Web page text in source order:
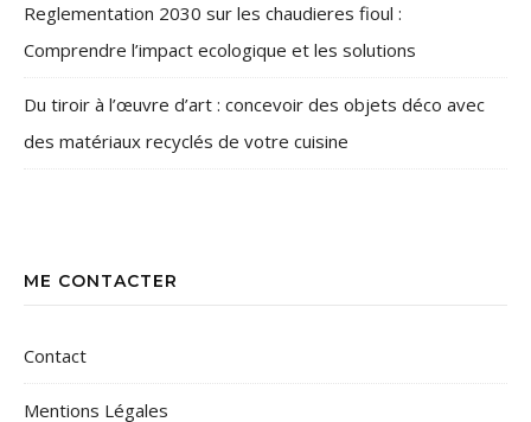
Reglementation 2030 sur les chaudieres fioul :
Comprendre l’impact ecologique et les solutions
Du tiroir à l’œuvre d’art : concevoir des objets déco avec
des matériaux recyclés de votre cuisine
ME CONTACTER
Contact
Mentions Légales